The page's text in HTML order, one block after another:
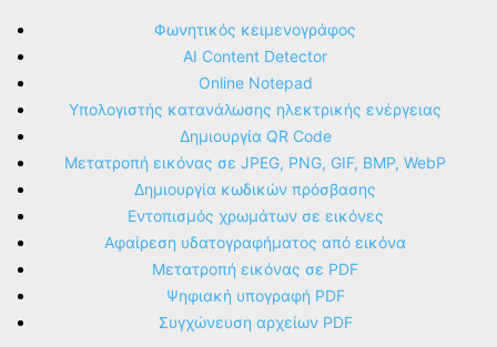
Φωνητικός κειμενογράφος
AI Content Detector
Online Notepad
Υπολογιστής κατανάλωσης ηλεκτρικής ενέργειας
Δημιουργία QR Code
Μετατροπή εικόνας σε JPEG, PNG, GIF, BMP, WebP
Δημιουργία κωδικών πρόσβασης
Εντοπισμός χρωμάτων σε εικόνες
Αφαίρεση υδατογραφήματος από εικόνα
Μετατροπή εικόνας σε PDF
Ψηφιακή υπογραφή PDF
Συγχώνευση αρχείων PDF